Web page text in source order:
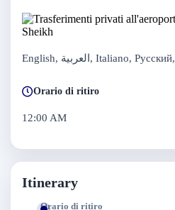
English, العربية, Italiano, Русский,
Orario di ritiro
12:00 AM
Itinerary
Orario di ritiro